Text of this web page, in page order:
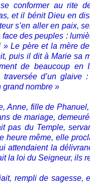
se conformer au rite
et il bénit Dieu en
s’en aller en paix,
des peuples :
Le père et la mère de
puis il dit à Marie sa
de beaucoup en
d’un glaive
nombre »
Anne, fille de
de mariage,
pas du Temple,
heure même, elle
attendaient la
la loi du Seigneur, ils
rempli de sagesse,